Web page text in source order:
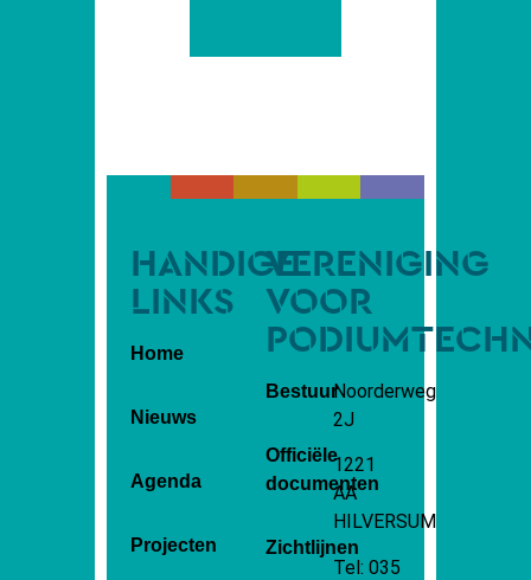
HANDIGE
LINKS
Home
Nieuws
Agenda
Projecten
VERENIGING
VOOR
Bestuur
Officiële
documenten
Zichtlijnen
Noorderweg
2J
1221
AA
HILVERSUM
Tel: 035